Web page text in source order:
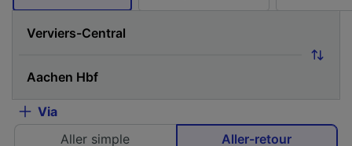
Via
Aller simple
Aller-retour